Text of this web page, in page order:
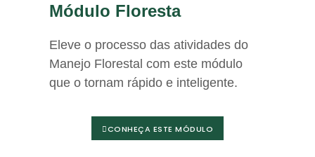
Módulo Floresta
Eleve o processo das atividades do
Manejo Florestal com este módulo
que o tornam rápido e inteligente.
CONHEÇA ESTE MÓDULO